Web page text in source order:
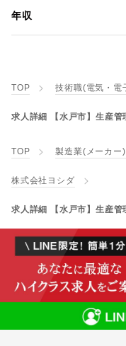
年収
TOP 技術職(電気・電
求人詳細 【水戸市】生産
TOP 製造業(メーカー)
株式会社ヨシダ
求人詳細 【水戸市】生産